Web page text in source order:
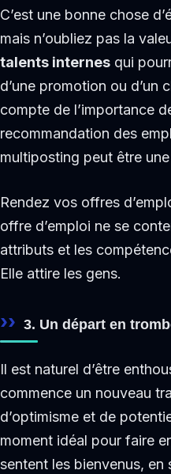
C’est une bonne chose
mais n’oubliez pas la
talents internes qui
d’une promotion ou d’un
compte de l’importance
recommandation des
multiposting peut être
Rendez vos offres
offre d’emploi ne se
attributs et les
Elle attire les gens.
3. Un départ en
Il est naturel d’être
commence un nouveau
d’optimisme et de
moment idéal pour faire
sentent les bienvenus, en